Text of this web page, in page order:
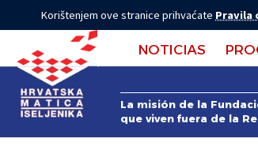
Korištenjem ove stranice prihvaćate Pravila
NOTICIAS
La misión de la
que viven fuera de la